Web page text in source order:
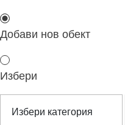
Добави нов обект
Избери